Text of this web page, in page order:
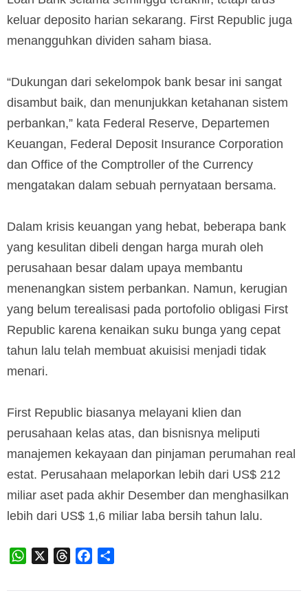
keluar deposito harian sekarang. First Republic juga
menangguhkan dividen saham biasa.
“Dukungan dari sekelompok bank besar ini sangat
disambut baik, dan menunjukkan ketahanan sistem
perbankan,” kata Federal Reserve, Departemen
Keuangan, Federal Deposit Insurance Corporation
dan Office of the Comptroller of the Currency
mengatakan dalam sebuah pernyataan bersama.
Dalam krisis keuangan yang hebat, beberapa bank
yang kesulitan dibeli dengan harga murah oleh
perusahaan besar dalam upaya membantu
menenangkan sistem perbankan. Namun, kerugian
yang belum terealisasi pada portofolio obligasi First
Republic karena kenaikan suku bunga yang cepat
tahun lalu telah membuat akuisisi menjadi tidak
menari.
First Republic biasanya melayani klien dan
perusahaan kelas atas, dan bisnisnya meliputi
manajemen kekayaan dan pinjaman perumahan real
estat. Perusahaan melaporkan lebih dari US$ 212
miliar aset pada akhir Desember dan menghasilkan
lebih dari US$ 1,6 miliar laba bersih tahun lalu.
WhatsApp ThreadsFacebook